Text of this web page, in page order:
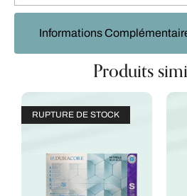
Informations
Produits
RUPTURE DE STOCK